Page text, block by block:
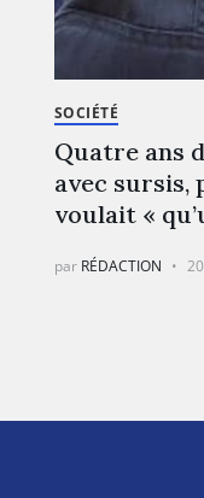
SOCIÉTÉ
Quatre ans
avec sursis,
voulait «
par RÉDACTION